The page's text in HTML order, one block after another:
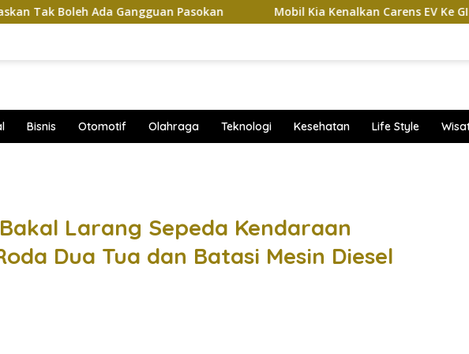
Ada Gangguan Pasokan Mobil Kia Kenalkan Carens EV Ke GIIAS 2026,
Bisnis Otomotif Olahraga Teknologi Kesehatan Life Style
Larang Sepeda Kendaraan
Dua Tua dan Batasi Mesin Diesel